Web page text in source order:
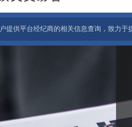
提供平台经纪商的相关信息查询，致力